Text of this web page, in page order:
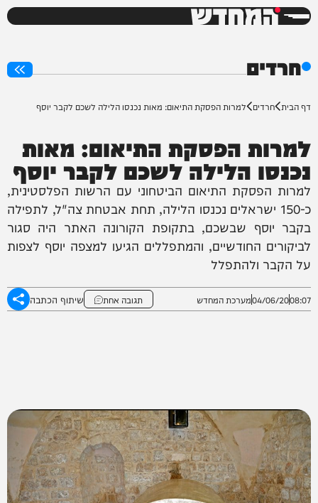
המחדש
חרדים
דף הבית חרדים למרות הפסקת התיאום: מאות נכנסו הלילה לשכם לקבר יוסף
למרות הפסקת התיאום: מאות
נכנסו הלילה לשכם לקבר יוסף
למרות הפסקת התיאום הביטחוני עם הרשות הפלסטינית,
כ-150 ישראלים נכנסו הלילה, תחת אבטחת צה"ל, לתפילה
בקבר יוסף שבשכם, בתקופת הקורונה האתר היה סגור
לביקורים החודשיים, והמתפללים הגיעו למצפה יוסף לצפות
על הקבר ולהתפלל
08:07
04/06/20מערכת המחדש תגובה אחת שיתוף הכתבה